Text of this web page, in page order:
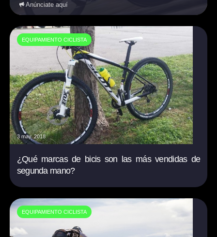
Anúnciate aquí
EQUIPAMIENTO CICLISTA
3 may. 2018
¿Qué marcas de bicis son las más vendidas de
segunda mano?
EQUIPAMIENTO CICLISTA